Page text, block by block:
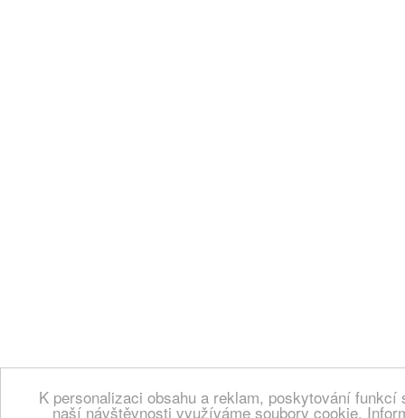
K personalizaci obsahu a reklam, poskytování
naší návštěvnosti využíváme soubory cookie.